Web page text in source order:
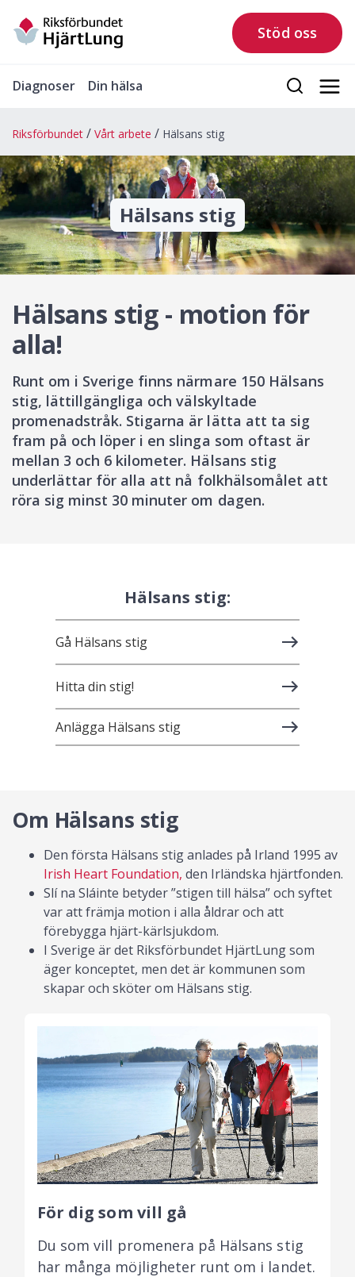
Stöd oss
Diagnoser Din hälsa
Riksförbundet Vårt arbete Hälsans stig
Hälsans stig
Hälsans stig - motion för
alla!
Runt om i Sverige finns närmare 150 Hälsans
stig, lättillgängliga och välskyltade
promenadstråk. Stigarna är lätta att ta sig
fram på och löper i en slinga som oftast är
mellan 3 och 6 kilometer. Hälsans stig
underlättar för alla att nå folkhälsomålet att
röra sig minst 30 minuter om dagen.
Hälsans stig:
Gå Hälsans stig
Hitta din stig!
Anlägga Hälsans stig
Om Hälsans stig
Den första Hälsans stig anlades på Irland 1995 av
Irish Heart Foundation, den Irländska hjärtfonden.
Slí na Sláinte betyder ”stigen till hälsa” och syftet
var att främja motion i alla åldrar och att
förebygga hjärt-kärlsjukdom.
I Sverige är det Riksförbundet HjärtLung som
äger konceptet, men det är kommunen som
skapar och sköter om Hälsans stig.
För dig som vill gå
Du som vill promenera på Hälsans stig
har många möjligheter runt om i landet.